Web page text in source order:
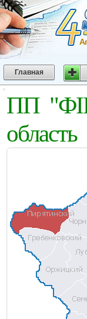
Главная
ПП
область